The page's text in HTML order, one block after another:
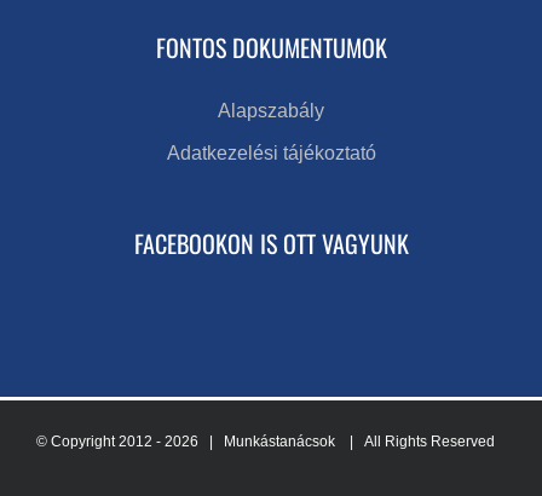
FONTOS DOKUMENTUMOK
Alapszabály
Adatkezelési tájékoztató
FACEBOOKON IS OTT VAGYUNK
© Copyright 2012 - 2026 | Munkástanácsok | All Rights Reserved